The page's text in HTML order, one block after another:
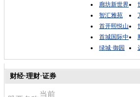
廊坊新世界
智汇雅苑
首开熙悦山
首城国际中
绿城·御园
财经·理财·证券
当前